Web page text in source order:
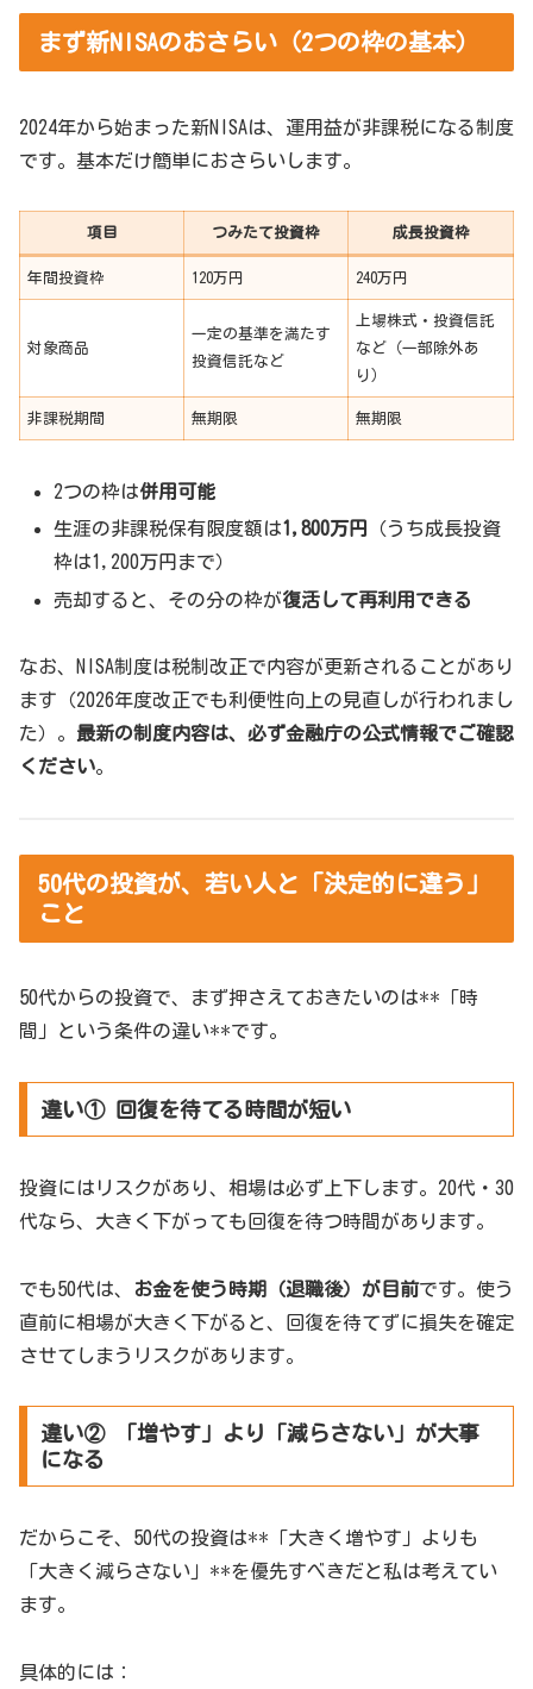
まず新NISAのおさらい（2つの枠の基本）
2024年から始まった新NISAは、運用益が非課税になる制度
です。基本だけ簡単におさらいします。
項目 つみたて投資枠 成長投資枠
年間投資枠 120万円 240万円
対象商品
一定の基準を満たす
投資信託など
上場株式・投資信託
など（一部除外あ
り）
非課税期間 無期限 無期限
2つの枠は併用可能
生涯の非課税保有限度額は1,800万円
（うち成長投資
枠は1,200万円まで）
売却すると、その分の枠が復活して再利用できる
なお、NISA制度は税制改正で内容が更新されることがあり
ます（2026年度改正でも利便性向上の見直しが行われまし
た）。 最新の制度内容は、必ず金融庁の公式情報でご確認
ください。
50代の投資が、若い人と「決定的に違う」
こと
50代からの投資で、まず押さえておきたいのは**「時
間」という条件の違い**です。
違い① 回復を待てる時間が短い
投資にはリスクがあり、相場は必ず上下します。20代・30
代なら、大きく下がっても回復を待つ時間があります。
でも50代は、 お金を使う時期（退職後）が目前です。使う
直前に相場が大きく下がると、回復を待てずに損失を確定
させてしまうリスクがあります。
違い② 「増やす」より「減らさない」が大事
になる
だからこそ、50代の投資は**「大きく増やす」よりも
「大きく減らさない」**を優先すべきだと私は考えてい
ます。
具体的には：